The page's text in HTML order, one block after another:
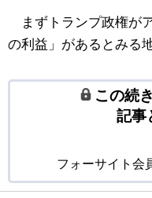
まずトランプ政権が
の利益」があるとみる
この続
記事
フォーサイト会